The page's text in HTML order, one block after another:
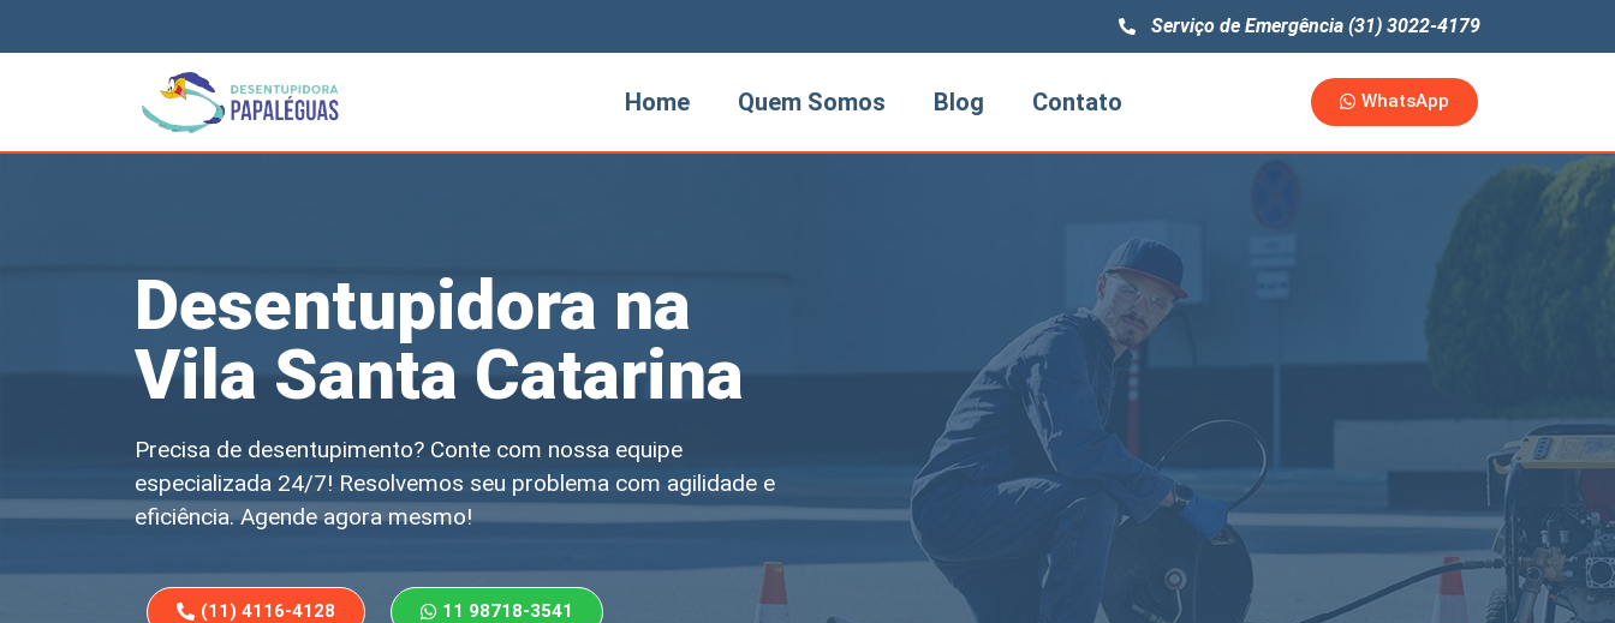
Serviço de Emergência (31) 3022-4179
Home Quem Somos Blog Contato WhatsApp
Desentupidora na
Vila Santa Catarina
Precisa de desentupimento? Conte com nossa equipe
especializada 24/7! Resolvemos seu problema com agilidade e
eficiência. Agende agora mesmo!
(11) 4116-4128 11 98718-3541